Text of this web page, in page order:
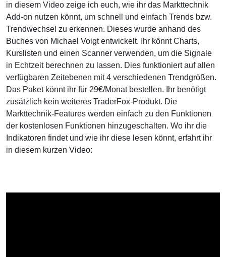
in diesem Video zeige ich euch, wie ihr das Markttechnik
Add-on nutzen könnt, um schnell und einfach Trends bzw.
Trendwechsel zu erkennen. Dieses wurde anhand des
Buches von Michael Voigt entwickelt. Ihr könnt Charts,
Kurslisten und einen Scanner verwenden, um die Signale
in Echtzeit berechnen zu lassen. Dies funktioniert auf allen
verfügbaren Zeitebenen mit 4 verschiedenen Trendgrößen.
Das Paket könnt ihr für 29€/Monat bestellen. Ihr benötigt
zusätzlich kein weiteres TraderFox-Produkt. Die
Markttechnik-Features werden einfach zu den Funktionen
der kostenlosen Funktionen hinzugeschalten. Wo ihr die
Indikatoren findet und wie ihr diese lesen könnt, erfahrt ihr
in diesem kurzen Video: